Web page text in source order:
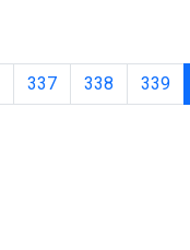
337 338 339